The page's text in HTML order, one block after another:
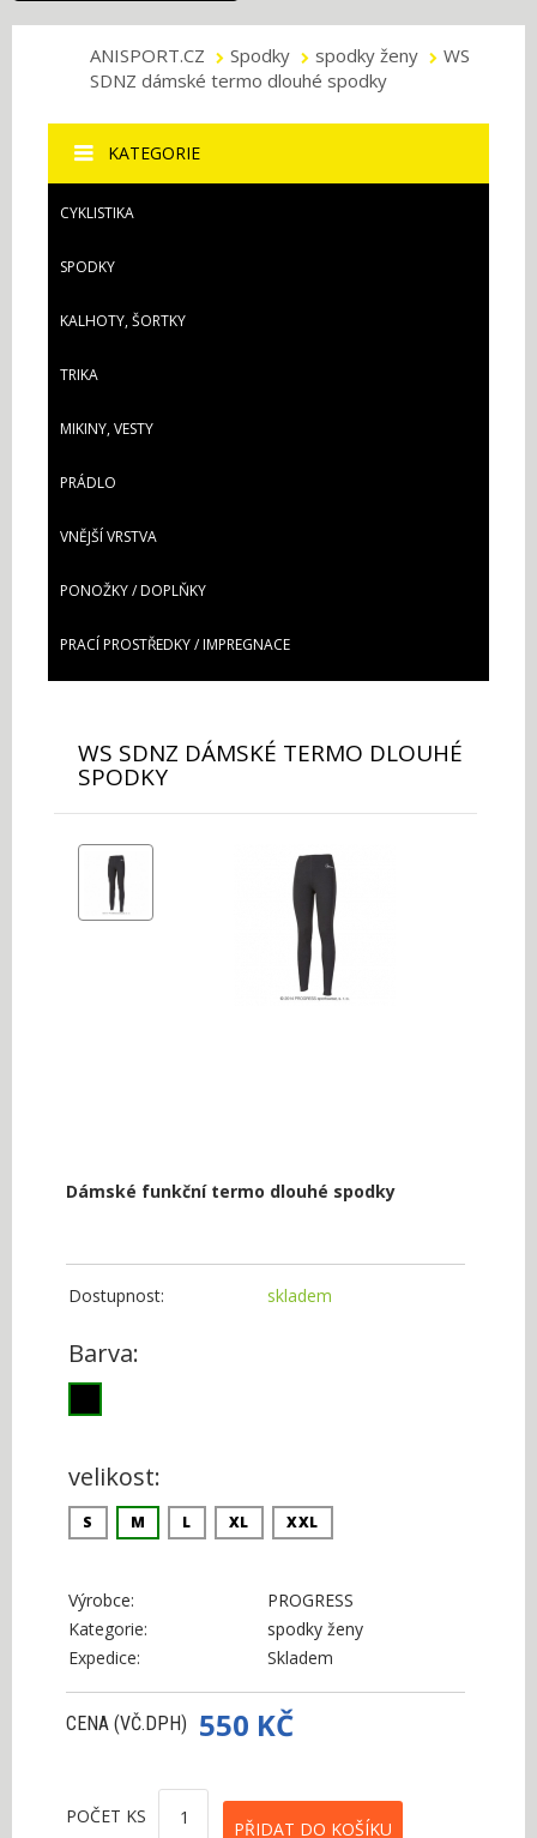
ANISPORT.CZ Spodky spodky ženy
WS
SDNZ dámské termo dlouhé spodky
KATEGORIE
CYKLISTIKA
SPODKY
KALHOTY, ŠORTKY
TRIKA
MIKINY, VESTY
PRÁDLO
VNĚJŠÍ VRSTVA
PONOŽKY / DOPLŇKY
PRACÍ PROSTŘEDKY / IMPREGNACE
WS SDNZ DÁMSKÉ TERMO DLOUHÉ
SPODKY
Dámské funkční termo dlouhé spodky
Dostupnost: skladem
Barva:
velikost:
S M L XL XXL
Výrobce:
PROGRESS
Kategorie:
spodky ženy
Expedice:
Skladem
CENA (VČ.DPH) 550 KČ
POČET KS